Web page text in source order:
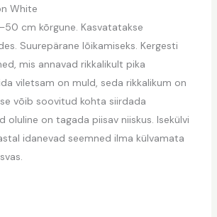
White
cm kõrgune. Kasvatatakse
Suurepärane lõikamiseks. Kergesti
mis annavad rikkalikult pika
viletsam on muld, seda rikkalikum on
võib soovitud kohta siirdada
oluline on tagada piisav niiskus. Isekülvi
idanevad seemned ilma külvamata